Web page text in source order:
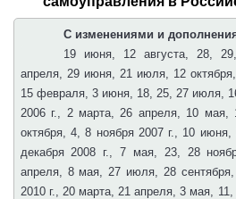
С изменениями и
19 июня, 12 августа, 28,
апреля, 29 июня, 21 июля, 12
15 февраля, 3 июня, 18, 25, 27 июля,
2006 г., 2 марта, 26 апреля, 10
октября, 4, 8 ноября 2007 г., 10
декабря 2008 г., 7 мая, 23, 28
апреля, 8 мая, 27 июля, 28
2010 г., 20 марта, 21 апреля, 3 мая,